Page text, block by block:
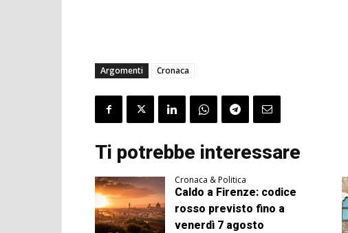
Argomenti Cronaca
Ti potrebbe interessare
Cronaca & Politica
Caldo a Firenze: codice
rosso previsto fino a
venerdì 7 agosto